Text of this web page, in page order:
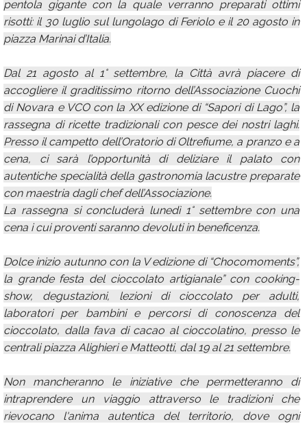
pentola gigante con la quale verranno preparati ottimi
risotti: il 30 luglio sul lungolago di Feriolo e il 20 agosto in
piazza Marinai d’Italia.
Dal 21 agosto al 1° settembre, la Città avrà piacere di
accogliere il graditissimo ritorno dell’Associazione Cuochi
di Novara e VCO con la XX edizione di “Sapori di Lago”, la
rassegna di ricette tradizionali con pesce dei nostri laghi.
Presso il campetto dell’Oratorio di Oltrefiume, a pranzo e a
cena, ci sarà l’opportunità di deliziare il palato con
autentiche specialità della gastronomia lacustre preparate
con maestria dagli chef dell’Associazione.
La rassegna si concluderà lunedì 1° settembre con una
cena i cui proventi saranno devoluti in beneficenza.
Dolce inizio autunno con la V edizione di “Chocomoments”,
la grande festa del cioccolato artigianale” con cooking-
show, degustazioni, lezioni di cioccolato per adulti,
laboratori per bambini e percorsi di conoscenza del
cioccolato, dalla fava di cacao al cioccolatino, presso le
centrali piazza Alighieri e Matteotti, dal 19 al 21 settembre.
Non mancheranno le iniziative che permetteranno di
intraprendere un viaggio attraverso le tradizioni che
rievocano l'anima autentica del territorio, dove ogni